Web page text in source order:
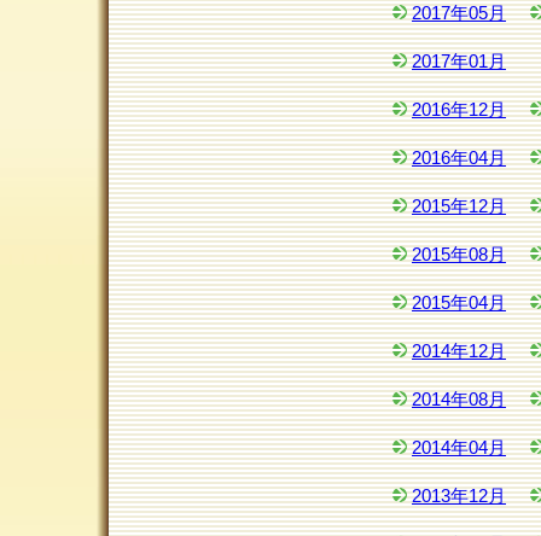
2017年05月
2017年01月
2016年12月
2016年04月
2015年12月
2015年08月
2015年04月
2014年12月
2014年08月
2014年04月
2013年12月